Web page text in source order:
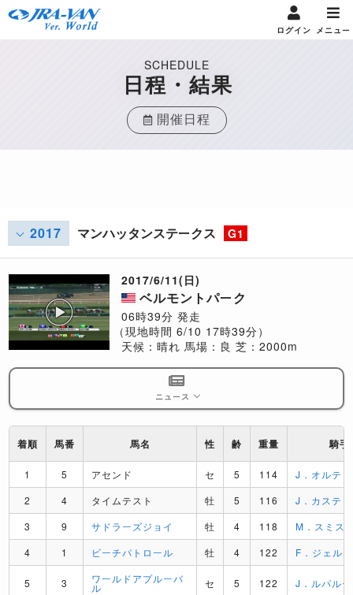
ログイン メニュー
SCHEDULE
日程・結果
開催日程
2017 マンハッタンステークス G1
2017/6/11(日)
ベルモントパーク
06時39分 発走
（現地時間 6/10 17時39分）
天候：晴れ 馬場：良 芝：2000m
ニュース
着順 馬番 馬名 性 齢 重量 騎手
1 5 アセンド セ 5 114
J．オルテ
2
4 タイムテスト 牡 5 116
J．カステ
3
9 サドラーズジョイ 牡 4 118
M．スミス
4
1 ビーチパトロール 牡 4 122 F．ジェルー
5 3 ワールドアプルーバ
ル セ 5 122 J．ルパルー